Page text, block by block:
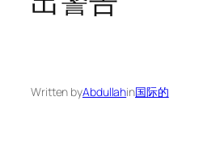
Written byAbdullahin国际的